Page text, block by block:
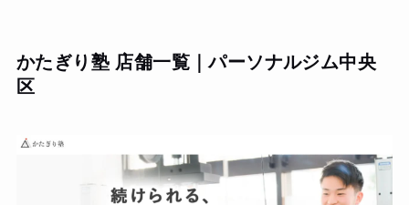
かたぎり塾 店舗一覧｜パーソナルジム中央
区